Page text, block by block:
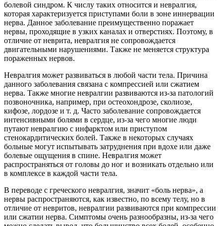
болевой синдром. К числу таких относится и невралгия,
которая характеризуется приступами боли в зоне иннервации
нерва. Данное заболевание преимущественно поражает
нервы, проходящие в узких каналах и отверстиях. Поэтому, в
отличие от неврита, невралгия не сопровождается
двигательными нарушениями. Также не меняется структура
пораженных нервов.
Невралгия может развиваться в любой части тела. Причина
данного заболевания связана с компрессией или сжатием
нерва. Также многие невралгии развиваются из-за патологий
позвоночника, например, при остеохондрозе, сколиозе,
кифозе, лордозе и т. д. Часто заболевание сопровождается
интенсивными болями в сердце, из-за чего многие люди
путают невралгию с инфарктом или приступом
стенокардитических болей. Также в некоторых случаях
больные могут испытывать затруднения при вдохе или даже
болевые ощущения в спине. Невралгия может
распространяться от головы до ног и возникать отдельно или
в комплексе в каждой части тела.
В переводе с греческого невралгия, значит «боль нерва», а
нервы распространяются, как известно, по всему телу, но в
отличие от невритов, невралгии развиваются при компрессии
или сжатии нерва. Симптомы очень разнообразны, из-за чего